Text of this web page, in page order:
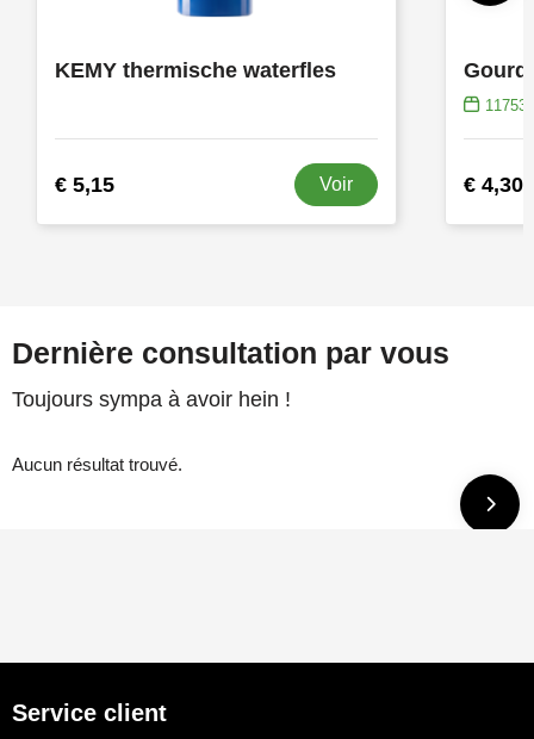
KEMY thermische waterfles
€ 5,15 Voir
11753
€ 4,30
Dernière consultation par vous
Toujours sympa à avoir hein !
Aucun résultat trouvé.
Service client